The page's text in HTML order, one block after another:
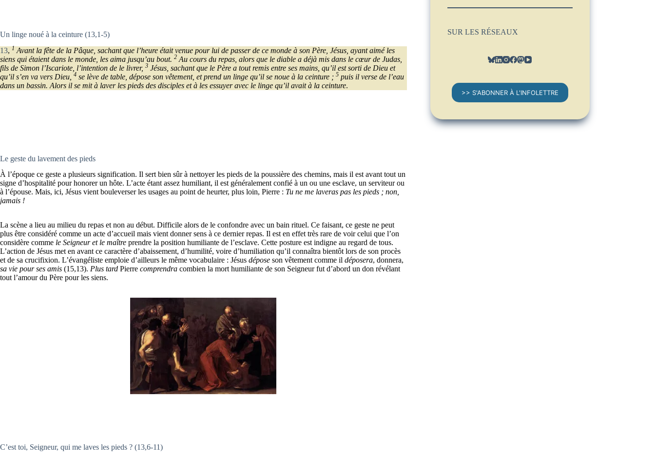
Un linge noué à la ceinture (13,1-5)
13, 1 Avant la fête de la Pâque, sachant que l’heure était venue pour lui de passer de ce monde à son Père, Jésus, ayant aimé les
siens qui étaient dans le monde, les aima jusqu’au bout. 2 Au cours du repas, alors que le diable a déjà mis dans le cœur de Judas,
fils de Simon l’Iscariote, l’intention de le livrer, 3 Jésus, sachant que le Père a tout remis entre ses mains, qu’il est sorti de Dieu et
qu’il s’en va vers Dieu, 4 se lève de table, dépose son vêtement, et prend un linge qu’il se noue à la ceinture ; 5 puis il verse de l’eau
dans un bassin. Alors il se mit à laver les pieds des disciples et à les essuyer avec le linge qu’il avait à la ceinture.
Le geste du lavement des pieds
À l’époque ce geste a plusieurs signification. Il sert bien sûr à nettoyer les pieds de la poussière des chemins, mais il est avant tout un
signe d’hospitalité pour honorer un hôte. L’acte étant assez humiliant, il est généralement confié à un ou une esclave, un serviteur ou
à l’épouse. Mais, ici, Jésus vient bouleverser les usages au point de heurter, plus loin, Pierre : Tu ne me laveras pas les pieds ; non,
jamais !
La scène a lieu au milieu du repas et non au début. Difficile alors de le confondre avec un bain rituel. Ce faisant, ce geste ne peut
plus être considéré comme un acte d’accueil mais vient donner sens à ce dernier repas. Il est en effet très rare de voir celui que l’on
considère comme le Seigneur et le maître prendre la position humiliante de l’esclave. Cette posture est indigne au regard de tous.
L’action de Jésus met en avant ce caractère d’abaissement, d’humilité, voire d’humiliation qu’il connaîtra bientôt lors de son procès
et de sa crucifixion. L’évangéliste emploie d’ailleurs le même vocabulaire : Jésus dépose son vêtement comme il déposera, donnera,
sa vie pour ses amis (15,13). Plus tard Pierre comprendra combien la mort humiliante de son Seigneur fut d’abord un don révélant
tout l’amour du Père pour les siens.
C’est toi, Seigneur, qui me laves les pieds ? (13,6-11)
SUR LES RÉSEAUX
>> S'ABONNER À L'INFOLETTRE